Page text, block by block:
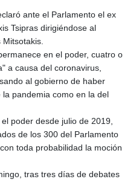
ante el Parlamento el ex
Tsipras dirigiéndose al
Mitsotakis.
en el poder, cuatro o
a causa del coronavirus,
al gobierno de haber
pandemia como en la del
poder desde julio de 2019,
de los 300 del Parlamento
toda probabilidad la moción
tras tres días de debates